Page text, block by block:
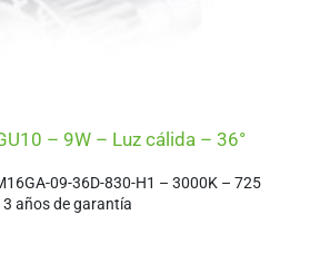
– 9W – Luz cálida – 36°
09-36D-830-H1 – 3000K – 725
3 años de garantía